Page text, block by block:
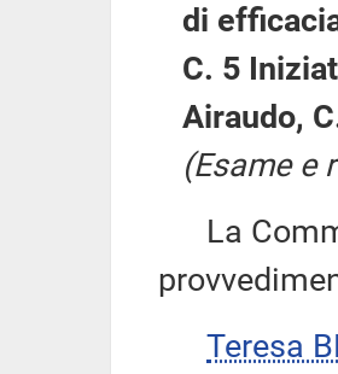
di
C. 5
Airaudo,
(Esame e
La
Teresa